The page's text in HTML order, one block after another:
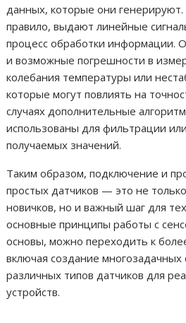
данных, которые они
правило, выдают линейные
процесс обработки информации.
и возможные погрешности в
колебания температуры или
которые могут повлиять на
случаях дополнительные
использованы для фильтрации
получаемых значений.
Таким образом, подключение и
простых датчиков — это не
новичков, но и важный шаг для
основные принципы работы с
основы, можно переходить к
включая создание
различных типов датчиков для
устройств.